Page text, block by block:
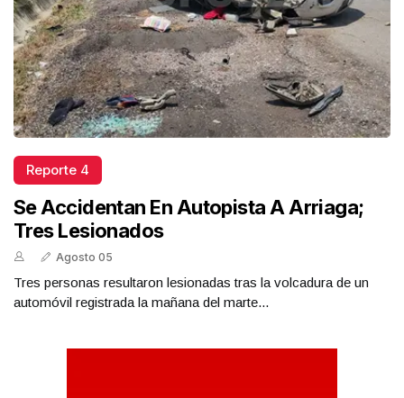
Reporte 4
Se Accidentan En Autopista A Arriaga;
Tres Lesionados
Agosto 05
Tres personas resultaron lesionadas tras la volcadura de un
automóvil registrada la mañana del marte...